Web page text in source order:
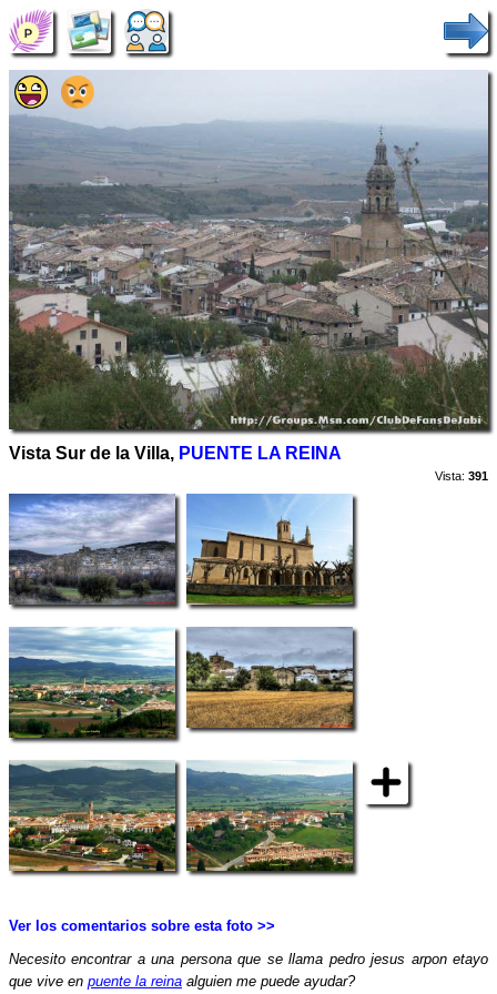
Vista Sur de la Villa, PUENTE LA REINA
Vista: 391
Ver los comentarios sobre esta foto >>
Necesito encontrar a una persona que se llama pedro jesus arpon etayo
que vive en puente la reina alguien me puede ayudar?